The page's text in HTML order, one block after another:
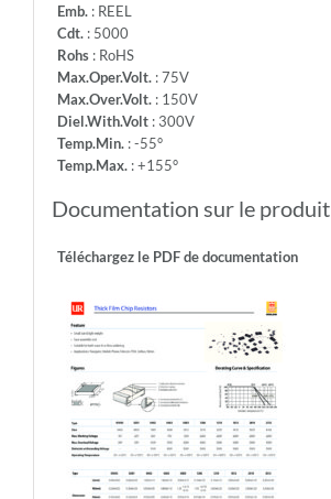
Emb.: REEL
Cdt.: 5000
Rohs: RoHS
Max.Oper.Volt.: 75V
Max.Over.Volt.: 150V
Diel.With.Volt: 300V
Temp.Min.: -55°
Temp.Max.: +155°
Documentation sur le produit
Téléchargez le PDF de documentation